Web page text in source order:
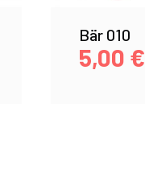
Bär 010
5,00 €